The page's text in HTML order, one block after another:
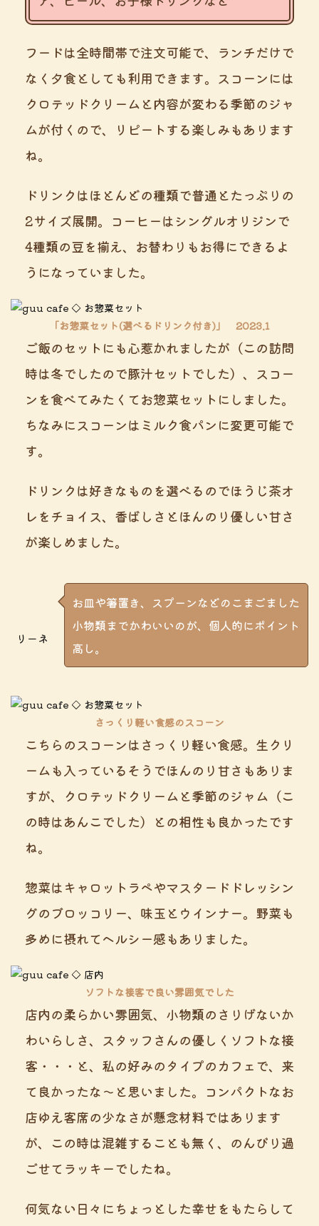
フードは全時間帯で注文可能で、ランチだけで
なく夕食としても利用できます。スコーンには
クロテッドクリームと内容が変わる季節のジャ
ムが付くので、リピートする楽しみもあります
ね。
ドリンクはほとんどの種類で普通とたっぷりの
2サイズ展開。コーヒーはシングルオリジンで
4種類の豆を揃え、お替わりもお得にできるよ
うになっていました。
「お惣菜セット(選べるドリンク付き)」 2023.1
ご飯のセットにも心惹かれましたが（この訪問
時は冬でしたので豚汁セットでした）、スコー
ンを食べてみたくてお惣菜セットにしました。
ちなみにスコーンはミルク食パンに変更可能で
す。
ドリンクは好きなものを選べるのでほうじ茶オ
レをチョイス、香ばしさとほんのり優しい甘さ
が楽しめました。
リーネ
お皿や箸置き、スプーンなどのこまごました
小物類までかわいいのが、個人的にポイント
高し。
さっくり軽い食感のスコーン
こちらのスコーンはさっくり軽い食感。生クリ
ームも入っているそうでほんのり甘さもありま
すが、クロテッドクリームと季節のジャム（こ
の時はあんこでした）との相性も良かったです
ね。
惣菜はキャロットラペやマスタードドレッシン
グのブロッコリー、味玉とウインナー。野菜も
多めに摂れてヘルシー感もありました。
ソフトな接客で良い雰囲気でした
店内の柔らかい雰囲気、小物類のさりげないか
わいらしさ、スタッフさんの優しくソフトな接
客・・・と、私の好みのタイプのカフェで、来
て良かったな～と思いました。コンパクトなお
店ゆえ客席の少なさが懸念材料ではあります
が、この時は混雑することも無く、のんびり過
ごせてラッキーでしたね。
何気ない日々にちょっとした幸せをもたらして